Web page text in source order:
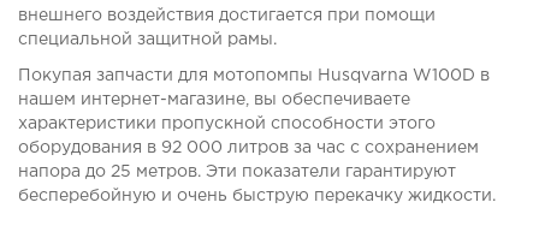
внешнего воздействия достигается при помощи
специальной защитной рамы.
Покупая запчасти для мотопомпы Husqvarna W100D в
нашем интернет-магазине, вы обеспечиваете
характеристики пропускной способности этого
оборудования в 92 000 литров за час с сохранением
напора до 25 метров. Эти показатели гарантируют
бесперебойную и очень быструю перекачку жидкости.